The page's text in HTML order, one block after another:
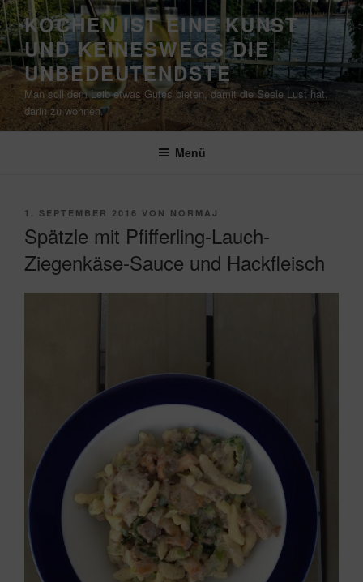
Zum
Inhalt
springen
KOCHEN IST EINE KUNST
UND KEINESWEGS DIE
UNBEDEUTENDSTE
Man soll dem Leib etwas Gutes bieten, damit die Seele Lust hat,
darin zu wohnen.
Menü
VERÖFFENTLICHT
1. SEPTEMBER 2016 VON NORMAJ
Spätzle mit Pfifferling-Lauch-
Ziegenkäse-Sauce und Hackfleisch